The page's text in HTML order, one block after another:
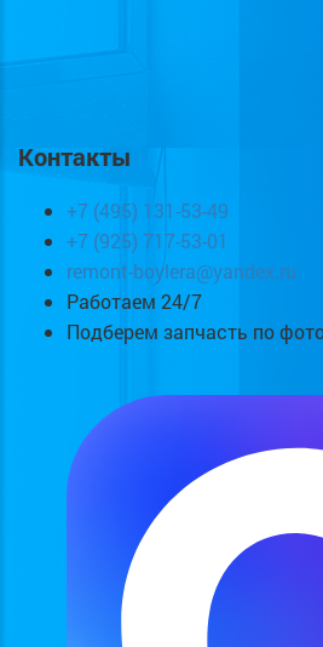
Контакты
+7 (495) 131-53-49
+7 (925) 717-53-01
remont-boylera@yandex.ru
Работаем 24/7
Подберем запчасть по